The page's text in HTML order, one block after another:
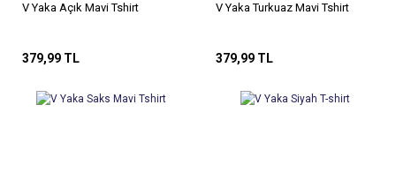
V Yaka Açık Mavi Tshirt
379,99 TL
V Yaka Turkuaz Mavi Tshirt
379,99 TL